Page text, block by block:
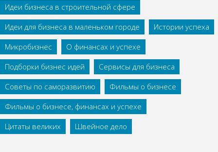
Идеи бизнеса в строительной сфере
Идеи для бизнеса в маленьком городе
Истории успеха
Микробизнес
О финансах и успехе
Подборки бизнес идей
Сервисы для бизнеса
Советы по саморазвитию
Фильмы о бизнесе
Фильмы о бизнесе, финансах и успехе
Цитаты великих
Швейное дело